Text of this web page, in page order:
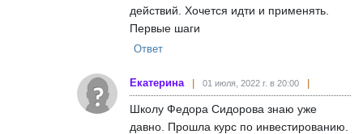
действий. Хочется идти и применять.
Первые шаги
Ответ
Екатерина 01 июля, 2022 г. в 20:00
Школу Федора Сидорова знаю уже
давно. Прошла курс по инвестированию.